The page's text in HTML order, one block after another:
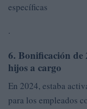
específicas
.
6. Bonificación de
hijos a cargo
En 2024, estaba
para los empleados